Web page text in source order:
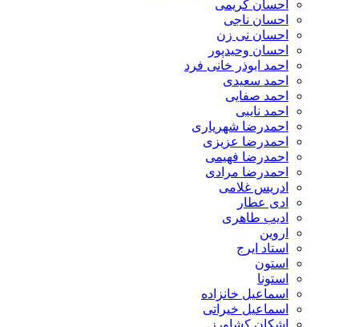
احسان کریمی
احسان ناجی
احسان نی زن
احسان وحیدپور
احمد ابوذر خانی فرد
احمد سعیدی
احمد صفایی
احمد نایبی
احمدرضا شهریاری
احمدرضا عزیزی
احمدرضا فهیمی
احمدرضا مرادی
ادریس غلامی
ادی عطار
ادیب طاهری
اروین
استاد ایرج
استون
استونا
اسماعیل خانزاده
اسماعیل خیراتی